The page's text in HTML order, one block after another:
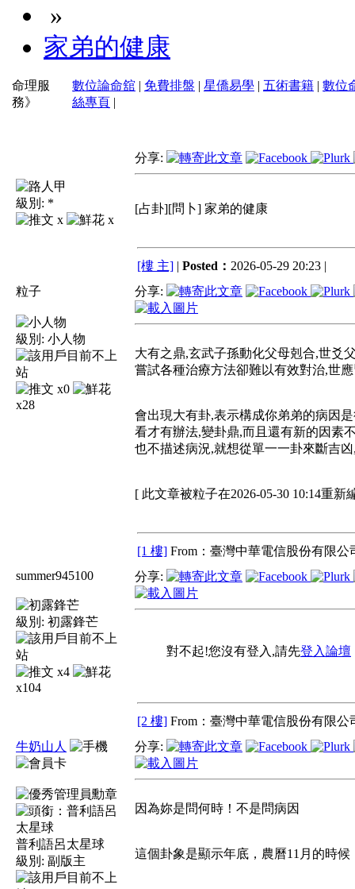
»
家弟的健康
命理服
務》
數位論命舘 | 免費排盤 | 星僑易學 | 五術書籍 | 數位
絲專頁 |
級別: *
x
x
分享:
[占卦][問卜] 家弟的健康
[樓 主] | Posted： 2026-05-29 20:23 |
粒子
級別: 小人物
x0
x28
分享:
大有之鼎,玄武子孫動化父母剋合,世爻
嘗試各種治療方法卻難以有效對治,世
會出現大有卦,表示構成你弟弟的病因
看才有辦法,變卦鼎,而且還有新的因素
也不描述病況,就想從單一一卦來斷吉
[ 此文章被粒子在2026-05-30 10:14重新
[1 樓] From：臺灣中華電信股份有限公
summer945100
級別: 初露鋒芒
x4
x104
分享:
對不起!您沒有登入,請先登入論壇
[2 樓] From：臺灣中華電信股份有限公
牛奶山人
普利語呂太星球
級別: 副版主
分享:
因為妳是問何時！不是問病因
這個卦象是顯示年底，農曆11月的時候